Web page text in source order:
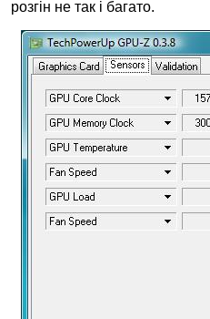
розгін не так і багато.